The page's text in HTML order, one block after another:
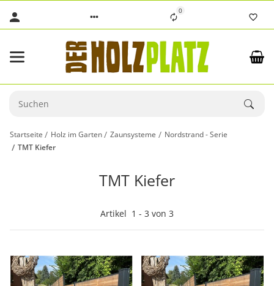
0
Startseite Holz im Garten Zaunsysteme
Nordstrand - Serie
TMT Kiefer
TMT Kiefer
Artikel 1 - 3 von 3